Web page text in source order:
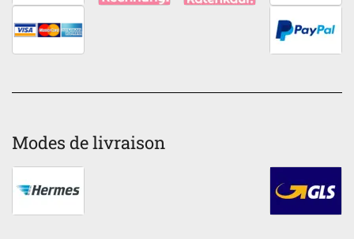
Modes de livraison